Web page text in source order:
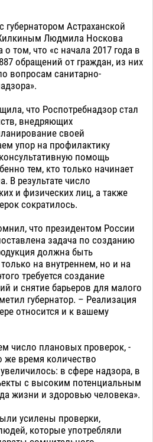
губернатором Астраханской
Людмила Носкова
том, что «с начала 2017 года в
обращений от граждан, из них
вопросам санитарно-
что Роспотребнадзор стал
внедряющих
своей
упор на профилактику
помощь
тем, кто только начинает
В результате число
и физических лиц, а также
сократилось.
что президентом России
задача по созданию
должна быть
на внутреннем, но и на
требуется создание
и снятие барьеров для малого
губернатор. – Реализация
относится и к вашему
число плановых проверок, -
же время количество
в сфере надзора, в
с высоким потенциальным
жизни и здоровью человека».
усилены проверки,
которые употребляли